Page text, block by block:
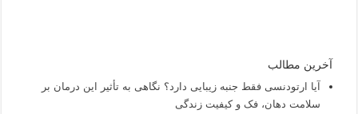
آخرین مطالب
آیا ارتودنسی فقط جنبه زیبایی دارد؟ نگاهی به تأثیر این درمان بر
سلامت دهان، فک و کیفیت زندگی